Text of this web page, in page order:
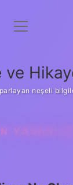
Anasayfa
Yasal Uyarı
menüyü
ve
neşeli